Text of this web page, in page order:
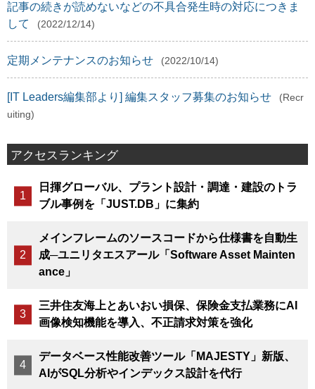
記事の続きが読めないなどの不具合発生時の対応につきま
して
(2022/12/14)
定期メンテナンスのお知らせ (2022/10/14)
[IT Leaders編集部より] 編集スタッフ募集のお知らせ
(Recr
uiting)
アクセスランキング
日揮グローバル、プラント設計・調達・建設のトラ
ブル事例を「JUST.DB」に集約
メインフレームのソースコードから仕様書を自動生
成─ユニリタエスアール「Software Asset Mainten
ance」
三井住友海上とあいおい損保、保険金支払業務にAI
画像検知機能を導入、不正請求対策を強化
データベース性能改善ツール「MAJESTY」新版、
AIがSQL分析やインデックス設計を代行